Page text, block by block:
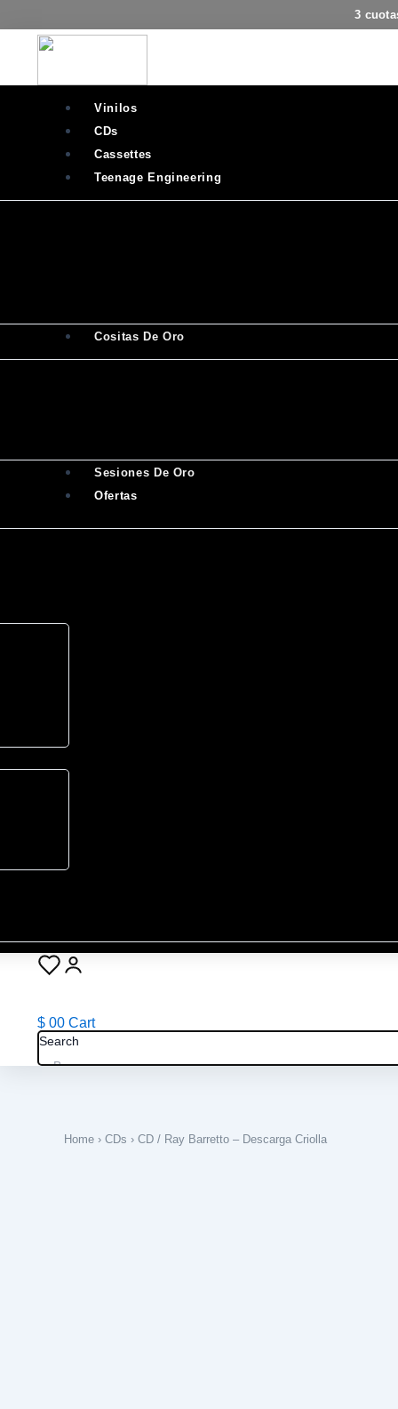
3
al
Vinilos
CDs
Cassettes
Teenage Engineering
Cositas De Oro
Sesiones De Oro
Ofertas
$ 00 Cart
Search
Home › CDs › CD / Ray Barretto – Descarga Criolla